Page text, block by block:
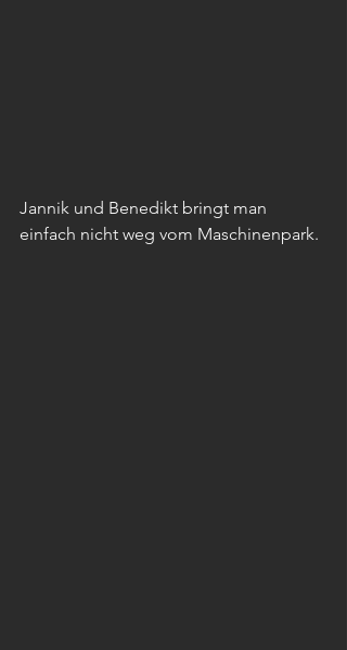
Jannik und Benedikt bringt man
einfach nicht weg vom Maschinenpark.